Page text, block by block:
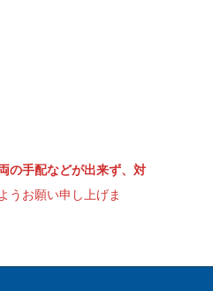
の手配などが出来ず、対
うお願い申し上げま